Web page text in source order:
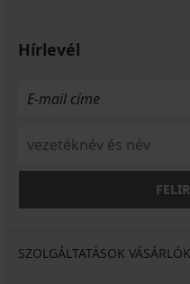
Hírlevél
SZOLGÁLTATÁSOK